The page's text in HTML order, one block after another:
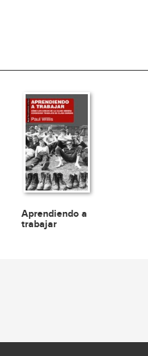
Aprendiendo a
trabajar